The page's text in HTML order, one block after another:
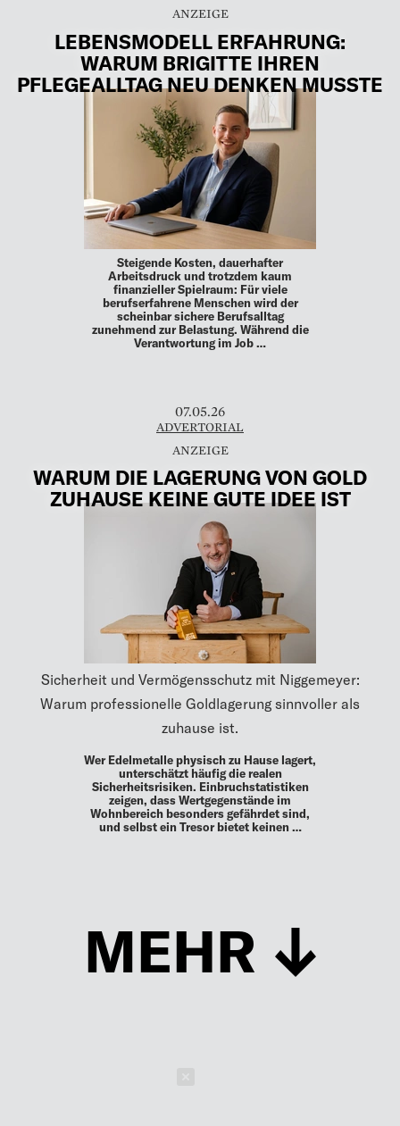
LEBENSMODELL ERFAHRUNG:
WARUM BRIGITTE IHREN
PFLEGEALLTAG NEU DENKEN MUSSTE
Steigende Kosten, dauerhafter
Arbeitsdruck und trotzdem kaum
finanzieller Spielraum: Für viele
berufserfahrene Menschen wird der
scheinbar sichere Berufsalltag
zunehmend zur Belastung. Während die
Verantwortung im Job …
07.05.26
ADVERTORIAL
WARUM DIE LAGERUNG VON GOLD
ZUHAUSE KEINE GUTE IDEE IST
Sicherheit und Vermögensschutz mit Niggemeyer:
Warum professionelle Goldlagerung sinnvoller als
zuhause ist.
Wer Edelmetalle physisch zu Hause lagert,
unterschätzt häufig die realen
Sicherheitsrisiken. Einbruchstatistiken
zeigen, dass Wertgegenstände im
Wohnbereich besonders gefährdet sind,
und selbst ein Tresor bietet keinen …
MEHR